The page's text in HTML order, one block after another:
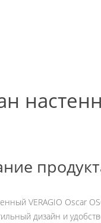
VERAGIO Oscar
дизайн и